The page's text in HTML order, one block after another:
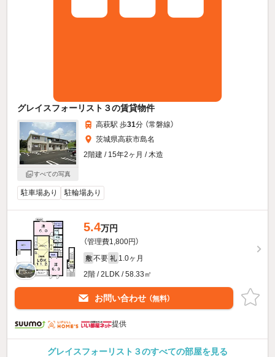
グレイスフォーリスト３の賃貸物件
すべての写真
高萩駅 歩31分 （常磐線）
茨城県高萩市島名
2階建 / 15年2ヶ月 / 木造
駐車場あり 駐輪場あり
5.4万円
（管理費1,800円）
敷 不要 礼 1.0ヶ月
2階 / 2LDK / 58.33㎡
お問い合わせ （無料）
提供
グレイスフォーリスト３のすべての部屋を見る